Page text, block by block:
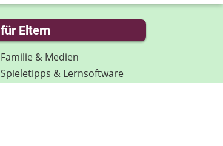
für Eltern
Familie & Medien
Spieletipps & Lernsoftware